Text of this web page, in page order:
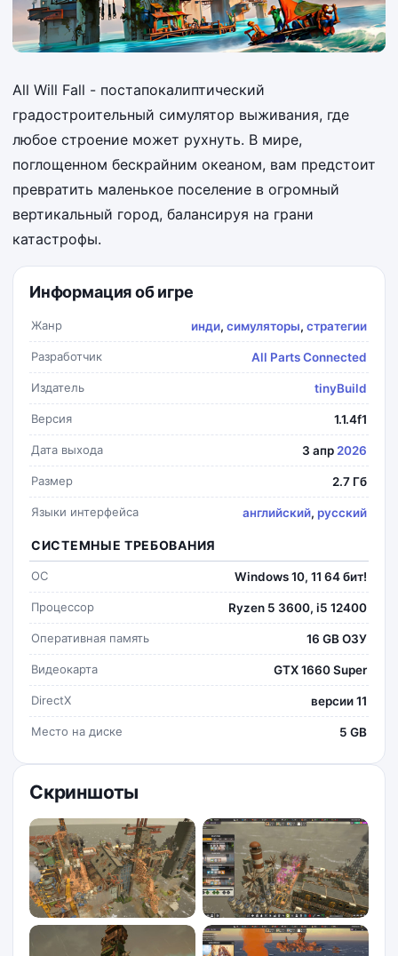
All Will Fall - постапокалиптический
градостроительный симулятор выживания, где
любое строение может рухнуть. В мире,
поглощенном бескрайним океаном, вам предстоит
превратить маленькое поселение в огромный
вертикальный город, балансируя на грани
катастрофы.
Информация об игре
Жанр инди, симуляторы, стратегии
Разработчик All Parts Connected
Издатель tinyBuild
Версия 1.1.4f1
Дата выхода 3 апр 2026
Размер 2.7 Гб
Языки интерфейса английский, русский
СИСТЕМНЫЕ ТРЕБОВАНИЯ
ОС Windows 10, 11 64 бит!
Процессор Ryzen 5 3600, i5 12400
Оперативная память 16 GB ОЗУ
Видеокарта GTX 1660 Super
DirectX версии 11
Место на диске 5 GB
Скриншоты